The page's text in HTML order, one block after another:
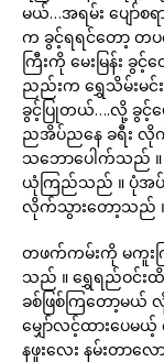
မယ်…အရမ်း ပျော်
က ခွင့်ရရင်တော့ တ
ကြီးကို မေးမြန်း ခွင့်
ညည်းက ရွှေသိမ်းမင်
ခွင့်ပြုတယ်….လို့ ခွင့်
ညအိပ်ညနေ ခရီး
သဘောပေါက်သည် ။
ယုံကြည်သည် ။ ပုံအပ်
လိုက်သွားတော့သည်
တဖက်ကမ်းကို မကူး
သည် ။ ရွှေရည်ဝင်း
ခစ်ဖြစ်ကြတော့မ
မျှော်လင့်ထားပေမယ့်
နဖူးလေး နမ်းတာ